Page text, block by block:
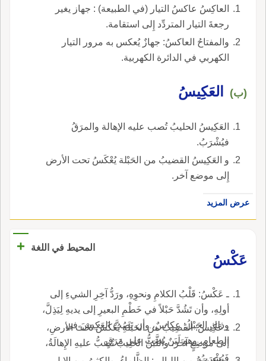
العاكِسُ عاكسُ التيار (في الطبيعة) : جهاز يغير
رجعةَ التيار المتردِّد إِلى استقامة.
والمفتاحُ العاكسُ: جهازٌ يُعكس به مرور التيار
الكهربي في الدائرة الكهربية.
(ب) العَكِيسُ
العَكِيسُ الحليبُ تُصب عليه الإهالة والمرَقُ
فيُشْرَبُ.
و العَكِيسُ القضيبُ من الحَبْلة يُعْكَسُ تحت الأرض
إِلى موضع آخر.
عرض المزيد
المحيط في اللغة
+
عَكْسُ
ـ عَكْسُ: قَلْبُ الكلامِ ونحوِهِ، ورَدُّ آخِرِ الشيءِ إلى
أولِهِ، وأن تَشُدَّ حَبْلاً في خَطْمِ البعيرِ إلى يديهِ لِيَذِلَّ،
وذلك الحَبْلُ: عِكاسٌ، وأن تَصُبَّ العَكِيسَ في
الطعامِ، وهو لَبَنٌ يُصَبُّ على مَرَقٍ.
ـ عَكِيسُ: القَضِيبُ من الحَبَلَةِ يُعْكَسُ تَحْتَ الأرضِ،
إلى موضِعٍ آخَرَ، واللَّبَنُ الحَلِيبُ تُصَبُّ عليهِ الإِهالَةُ،
فَيُشْرَبُ.